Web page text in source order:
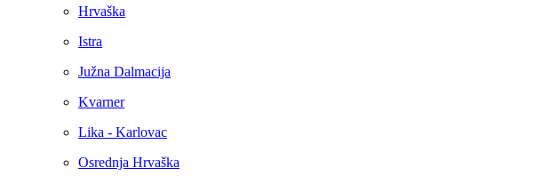
Hrvaška
Istra
Južna Dalmacija
Kvarner
Lika - Karlovac
Osrednja Hrvaška